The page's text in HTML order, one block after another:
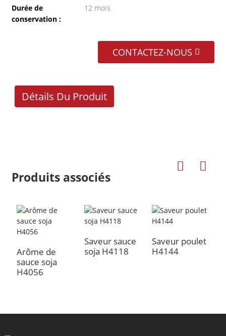
Durée de
conservation :
12 mois
CONTACTEZ-NOUS
Détails Du Produit
Produits associés
Arôme de
sauce soja
H4056
Saveur sauce
soja H4118
Saveur poulet
H4144